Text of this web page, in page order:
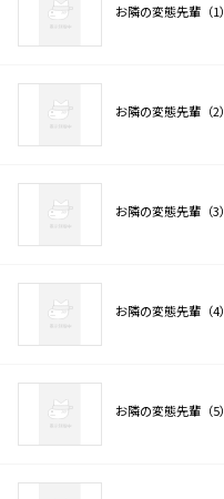
お隣の変態先輩（1）
お隣の変態先輩（2）
お隣の変態先輩（3）
お隣の変態先輩（4）
お隣の変態先輩（5）